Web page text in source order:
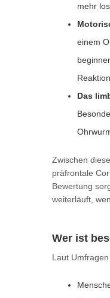
mehr
einem
Das
Zwischen
präfrontale
Bewertung
weiterläuft,
Wer ist
Laut